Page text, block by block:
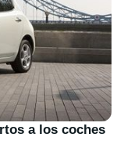
a los coches